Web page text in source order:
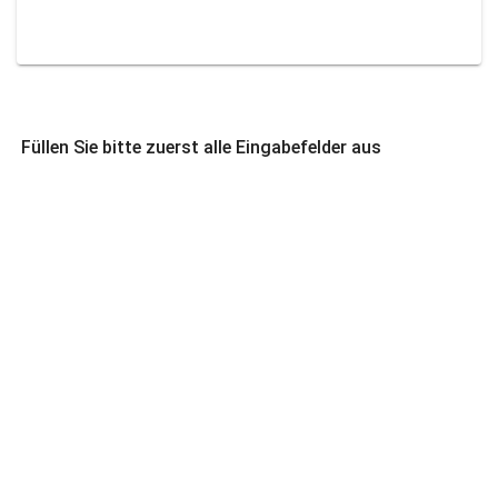
Füllen Sie bitte zuerst alle Eingabefelder aus